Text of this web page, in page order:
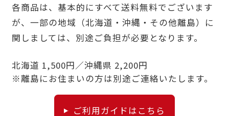
各商品は、基本的にすべて送料無料でございます
が、一部の地域（北海道・沖縄・その他離島）に
関しましては、別途ご負担が必要となります。
北海道 1,500円／沖縄県 2,200円
※離島にお住まいの方は別途ご連絡いたします。
ご利用ガイドはこちら